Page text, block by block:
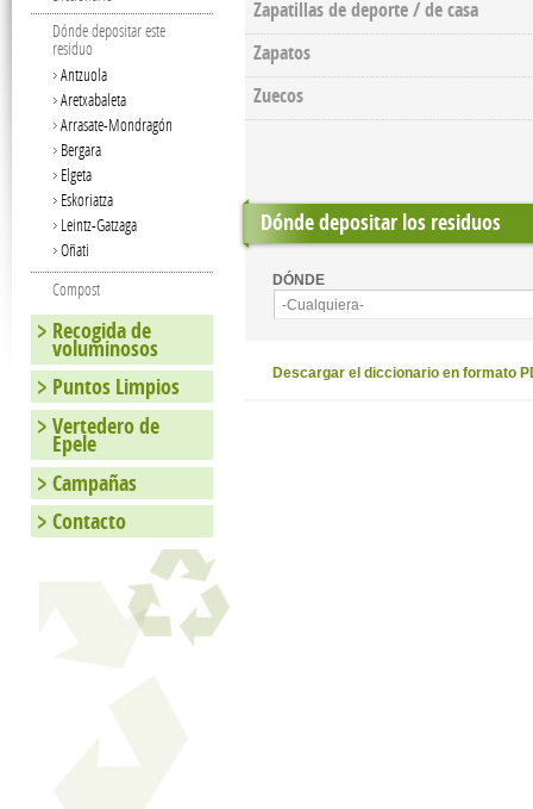
Zapatillas de deporte / de casa
Zapatos
Zuecos
Dónde depositar los residuos
DÓNDE
-Cualquiera-
Descargar el diccionario en formato
Dónde depositar este
residuo
Antzuola
Aretxabaleta
Arrasate-Mondragón
Bergara
Elgeta
Eskoriatza
Leintz-Gatzaga
Oñati
Compost
Recogida de
voluminosos
Puntos Limpios
Vertedero de
Epele
Campañas
Contacto